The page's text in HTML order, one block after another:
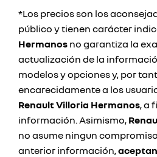
*Los precios son los
público y tienen carácter
Hermanos no garantiza la
actualización de la
modelos y opciones y, por
encarecidamente a los
Renault Villoria Hermanos, a
información. Asimismo,
no asume ningun
anterior información,